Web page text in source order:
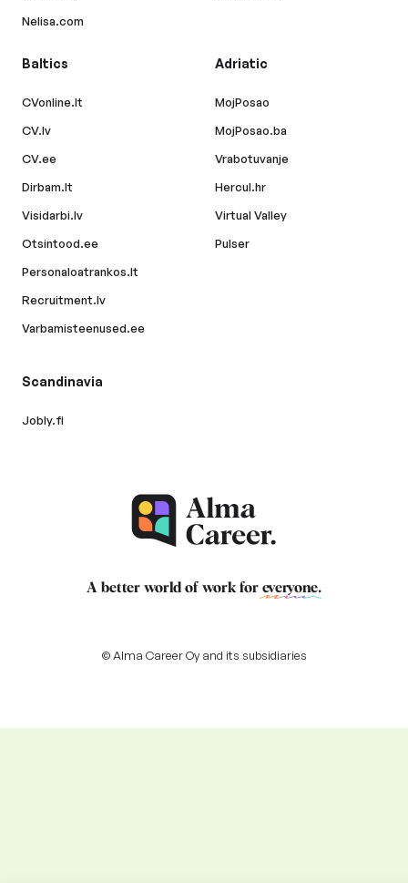
Nelisa.com
Baltics
CVonline.lt
CV.lv
CV.ee
Dirbam.lt
Visidarbi.lv
Otsintood.ee
Personaloatrankos.lt
Recruitment.lv
Varbamisteenused.ee
Adriatic
MojPosao
MojPosao.ba
Vrabotuvanje
Hercul.hr
Virtual Valley
Pulser
Scandinavia
Jobly.fi
A better world of work for everyone.
© Alma Career Oy and its subsidiaries